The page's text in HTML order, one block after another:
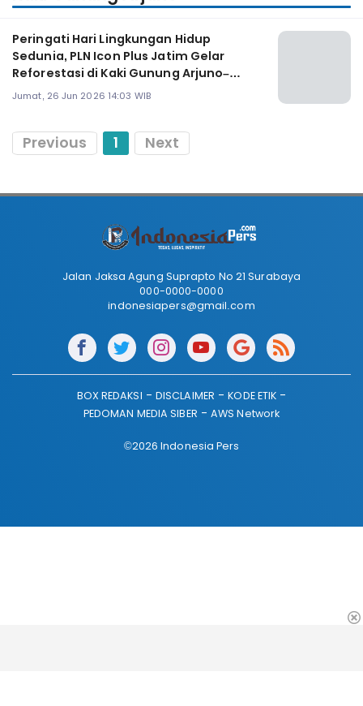
Peringati Hari Lingkungan Hidup
Sedunia, PLN Icon Plus Jatim Gelar
Reforestasi di Kaki Gunung Arjuno–
Welirang
Jumat, 26 Jun 2026 14:03 WIB
Previous 1 Next
Jalan Jaksa Agung Suprapto No 21 Surabaya
000-0000-0000
indonesiapers@gmail.com
BOX REDAKSI DISCLAIMER
KODE ETIK
PEDOMAN MEDIA SIBER
AWS Network
©2026 Indonesia Pers